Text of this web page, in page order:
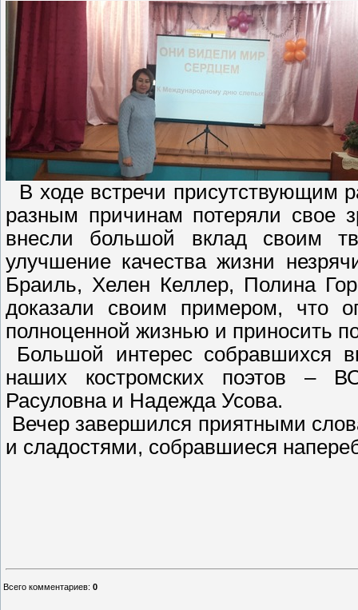
В ходе встречи присутствующим
разным причинам потеряли свое
внесли большой вклад своим
улучшение качества жизни
Браиль, Хелен Келлер, Полина
доказали своим примером, что
полноценной жизнью и приносить
Большой интерес собравшихся
наших костромских поэтов –
Расуловна и Надежда Усова.
Вечер завершился приятными
и сладостями, собравшиеся
Всего комментариев: 0